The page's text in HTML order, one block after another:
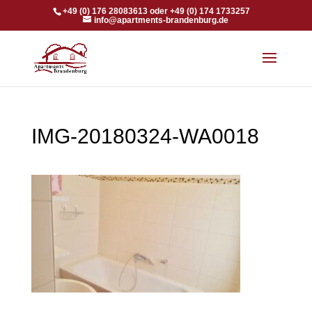
+49 (0) 176 28083613 oder +49 (0) 174 1733257
info@apartments-brandenburg.de
IMG-20180324-WA0018